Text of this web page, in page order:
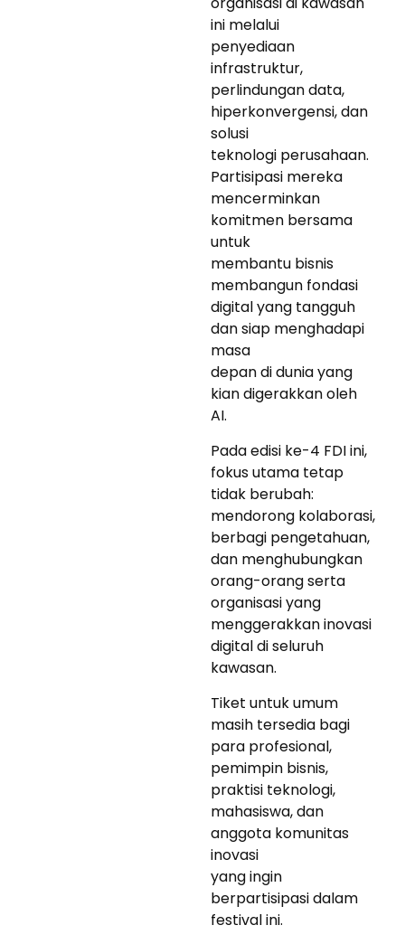
ini melalui
penyediaan
infrastruktur,
perlindungan data,
hiperkonvergensi, dan
solusi
teknologi perusahaan.
Partisipasi mereka
mencerminkan
komitmen bersama
untuk
membantu bisnis
membangun fondasi
digital yang tangguh
dan siap menghadapi
masa
depan di dunia yang
kian digerakkan oleh
AI.
Pada edisi ke-4 FDI ini,
fokus utama tetap
tidak berubah:
mendorong kolaborasi,
berbagi pengetahuan,
dan menghubungkan
orang-orang serta
organisasi yang
menggerakkan inovasi
digital di seluruh
kawasan.
Tiket untuk umum
masih tersedia bagi
para profesional,
pemimpin bisnis,
praktisi teknologi,
mahasiswa, dan
anggota komunitas
inovasi
yang ingin
berpartisipasi dalam
festival ini.